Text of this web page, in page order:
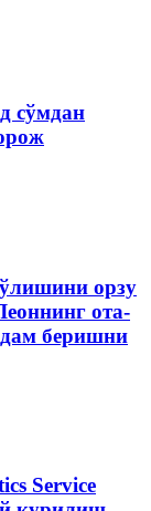
сўмдан
орзу
ота-
беришни
Service